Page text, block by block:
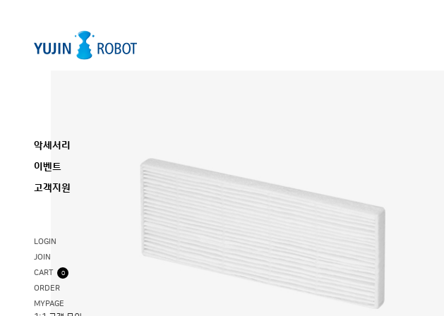
악세서리
이벤트
고객지원
LOGIN
JOIN
CART
0
ORDER
MYPAGE